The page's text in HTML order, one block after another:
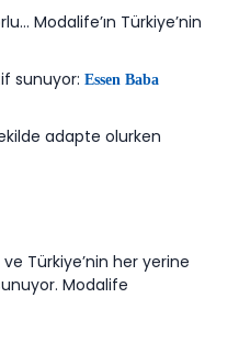
Modalife’ın Türkiye’nin
sunuyor: Essen Baba
adapte olurken
Türkiye’nin her yerine
Modalife